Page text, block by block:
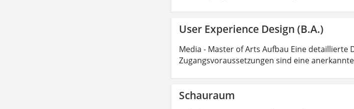
User Experience Design (B.A.)
Media - Master of Arts Aufbau Eine
Zugangsvoraussetzungen sind eine
Schauraum